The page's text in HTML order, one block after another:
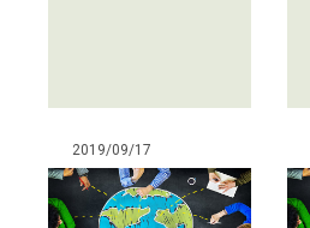
2019/09/17